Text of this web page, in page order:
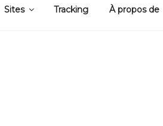
Sites Tracking À propos de